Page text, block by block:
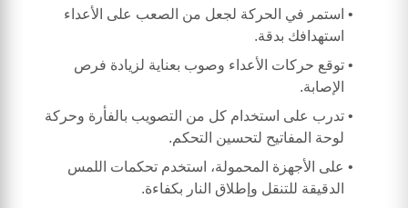
استمر في الحركة لجعل من الصعب على الأعداء
استهدافك بدقة.
توقع حركات الأعداء وصوب بعناية لزيادة فرص
الإصابة.
تدرب على استخدام كل من التصويب بالفأرة وحركة
لوحة المفاتيح لتحسين التحكم.
على الأجهزة المحمولة، استخدم تحكمات اللمس
الدقيقة للتنقل وإطلاق النار بكفاءة.